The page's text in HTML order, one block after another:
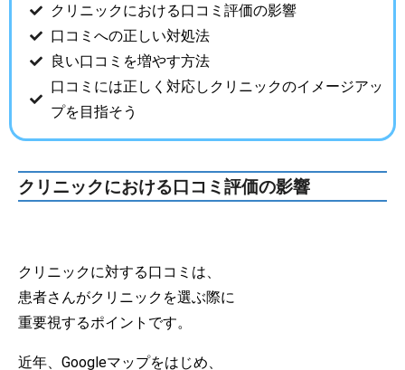
クリニックにおける口コミ評価の影響
口コミへの正しい対処法
良い口コミを増やす方法
口コミには正しく対応しクリニックのイメージアッ
プを目指そう
クリニックにおける口コミ評価の影響
クリニックに対する口コミは、
患者さんがクリニックを選ぶ際に
重要視するポイントです。
近年、Googleマップをはじめ、